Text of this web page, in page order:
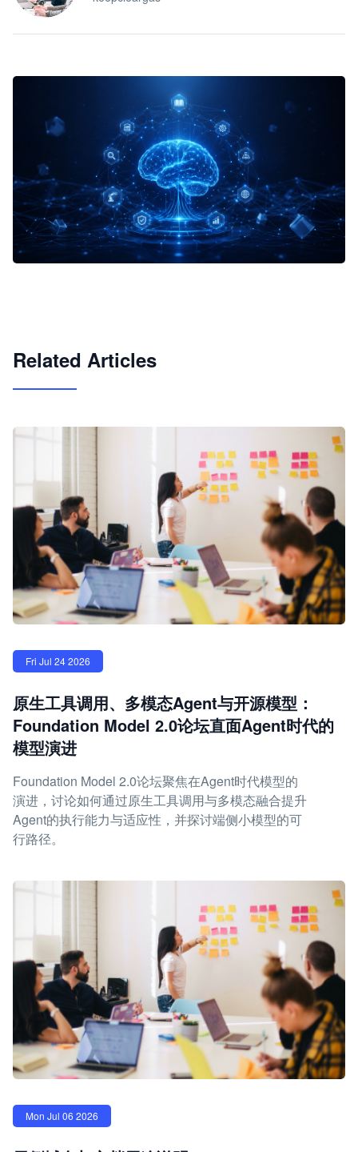
Related Articles
Fri Jul 24 2026
原生工具调用、多模态Agent与开源模型：
Foundation Model 2.0论坛直面Agent时代的
模型演进
Foundation Model 2.0论坛聚焦在Agent时代模型的
演进，讨论如何通过原生工具调用与多模态融合提升
Agent的执行能力与适应性，并探讨端侧小模型的可
行路径。
Mon Jul 06 2026